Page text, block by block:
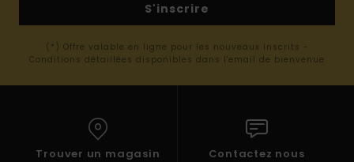
S'inscrire
(*) Offre valable en ligne pour les nouveaux inscrits -
Conditions détaillées disponibles dans l'email de bienvenue
Trouver un magasin Contactez nous